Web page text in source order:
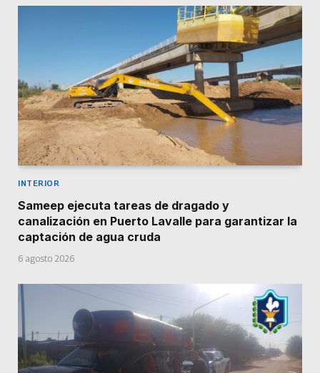
INTERIOR
Sameep ejecuta tareas de dragado y
canalización en Puerto Lavalle para garantizar la
captación de agua cruda
6 agosto 2026